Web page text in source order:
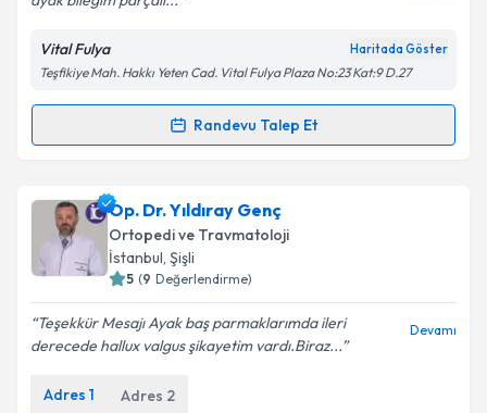
Kişisel verilerimin işlenmesine ilişkin
Aydınlatma
Metni'ni okudum ve kişisel verilerimin belirtilen
kapsamda işlenmesini kabul ediyorum.
Vital Fulya Haritada Göster
Teşfikiye Mah. Hakkı Yeten Cad. Vital Fulya Plaza No:23 Kat:9 D.27
Randevu Talep Et
Randevu Takvimi Talebi
Op. Dr. Yusuf Ünaliçin randevu takvimi talebi
oluşturun. Size bu uzmandan randevu almanız için bir
takvim hazırlandığında e-posta ile bilgilendireceğiz.
Kişisel verilerimin işlenmesine ilişkin
Op. Dr. Yıldıray Genç
Ortopedi ve Travmatoloji
İstanbul, Şişli
5 (9 Değerlendirme)
Teşekkür Mesajı Ayak baş parmaklarımda ileri
derecede hallux valgus şikayetim vardı.Biraz...
Devamı
Adres 1 Adres 2